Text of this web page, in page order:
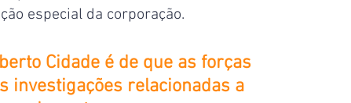
especial da corporação.
Cidade é de que as forças
investigações relacionadas a